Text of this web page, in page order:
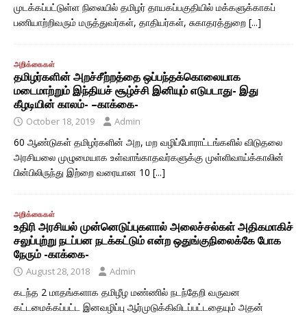
முடக்கப்பட்டுள்ள நிலையில் தமிழர் தாயகப்பகுதியில் மக்களுக்காகப்
பணியாற்றிவரும் மருத்துவர்கள், தாதியர்கள், சுகாதரத்துறை [...]
அறிக்கைகள்
தமிழர்களின் அறச்சீற்றத்தை ஒப்பந்தக்கொலையாக
மடைமாற்றும் இந்தியச் சூழ்ச்சி இனியும் எடுபடாது- இது
கீழடியின் காலம்- –காக்கை-
October 18, 2019 Admin
60 ஆண்டுகள் தமிழர்களின் அற, மற வழிப்போராட்டங்களில் விடுதலை
அரசியலை முழுமையாக உள்வாங்காதவர்களுக்கு முள்ளிவாய்க்காலின்
பின்பிலிருந்து இற்றை வரையான 10 [...]
அறிக்கைகள்
உதிரி அரசியல் முன்னெடுப்புகளால் அலைச்சல்கள் அதிகமாகிச்
சலுப்புற்று நடப்பன நடக்கட்டும் என்ற ஒதுங்குநிலைக்கே போக
நேரும் -காக்கை-
August 28, 2018 Admin
கடந்த 2 மாதங்களாக தமிழீழ மண்ணில் நடந்தேறி வருவன
கட்டமைக்கப்பட்ட இனவழிப்பு ஆர்முடுக்கிவிடப்பட்டதையும் அதன்